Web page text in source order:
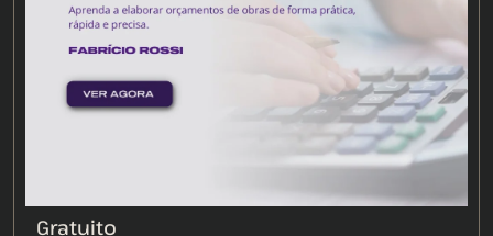
Gratuito